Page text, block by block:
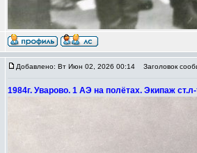
Добавлено: Вт Июн 02, 2026 00:14 Заголовок
1984г. Уварово. 1 АЭ на полётах. Экипаж